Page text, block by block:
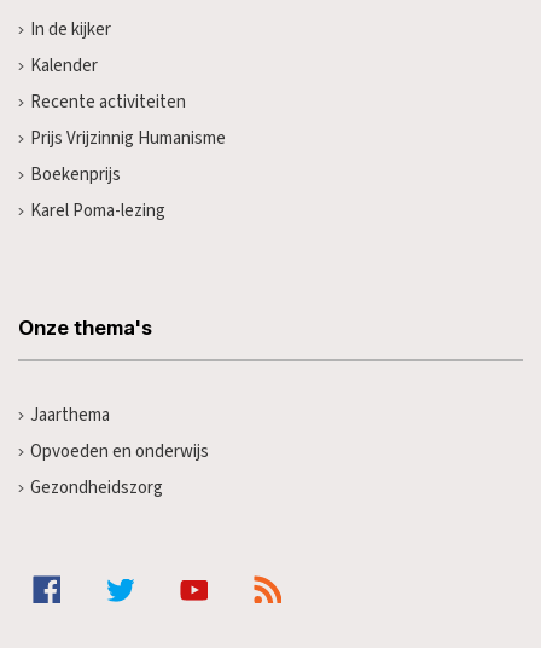
In de kijker
Kalender
Recente activiteiten
Prijs Vrijzinnig Humanisme
Boekenprijs
Karel Poma-lezing
Onze thema's
Jaarthema
Opvoeden en onderwijs
Gezondheidszorg